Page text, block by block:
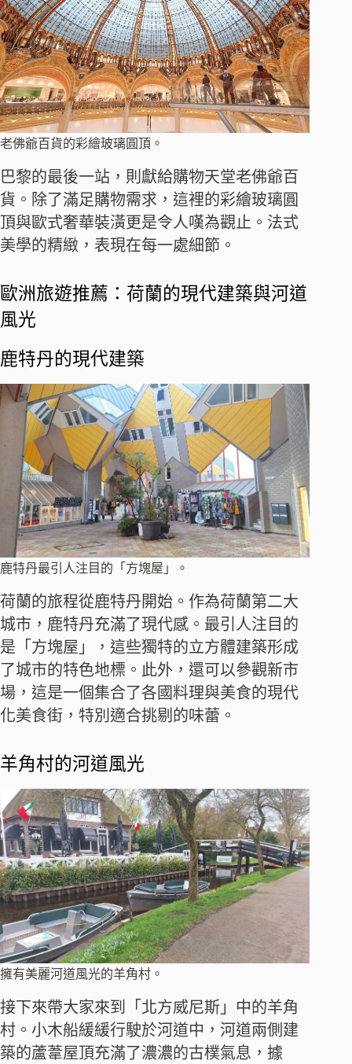
老佛爺百貨的彩繪玻璃圓頂。
巴黎的最後一站，則獻給購物天堂老佛爺百
貨。除了滿足購物需求，這裡的彩繪玻璃圓
頂與歐式奢華裝潢更是令人嘆為觀止。法式
美學的精緻，表現在每一處細節。
歐洲旅遊推薦：荷蘭的現代建築與河道
風光
鹿特丹的現代建築
鹿特丹最引人注目的「方塊屋」。
荷蘭的旅程從鹿特丹開始。作為荷蘭第二大
城市，鹿特丹充滿了現代感。最引人注目的
是「方塊屋」，這些獨特的立方體建築形成
了城市的特色地標。此外，還可以參觀新市
場，這是一個集合了各國料理與美食的現代
化美食街，特別適合挑剔的味蕾。
羊角村的河道風光
擁有美麗河道風光的羊角村。
接下來帶大家來到「北方威尼斯」中的羊角
村。小木船緩緩行駛於河道中，河道兩側建
築的蘆葦屋頂充滿了濃濃的古樸氣息，據